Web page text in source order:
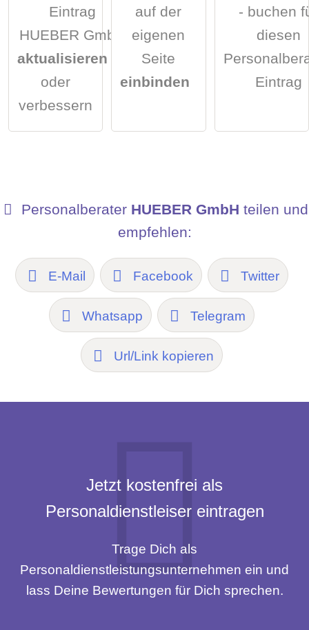
Eintrag
HUEBER GmbH
aktualisieren
oder
verbessern
auf der
eigenen
Seite
einbinden
- buchen
diesen
Eintrag
Personalberater HUEBER GmbH teilen und
empfehlen:
E-Mail Facebook Twitter
Whatsapp Telegram
Url/Link kopieren
Jetzt kostenfrei als
Personaldienstleiser eintragen
Trage Dich als
Personaldienstleistungsunternehmen ein und
lass Deine Bewertungen für Dich sprechen.